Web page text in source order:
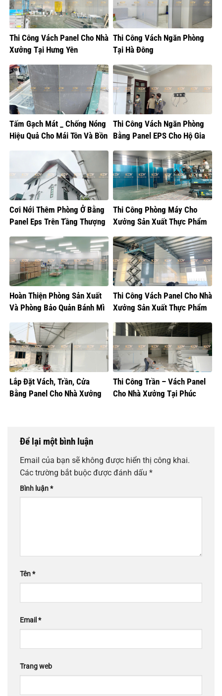
Thi Công Vách Panel Cho Nhà
Xưởng Tại Hưng Yên
Thi Công Vách Ngăn Phòng
Tại Hà Đông
Tấm Gạch Mát _ Chống Nóng
Hiệu Quả Cho Mái Tôn Và Bồn
Thi Công Vách Ngăn Phòng
Bằng Panel EPS Cho Hộ Gia
Cơi Nới Thêm Phòng Ở Bằng
Panel Eps Trên Tầng Thượng
Thi Công Phòng Máy Cho
Xưởng Sản Xuất Thực Phẩm
Hoàn Thiện Phòng Sản Xuất
Và Phòng Bảo Quản Bánh Mì
Thi Công Vách Panel Cho Nhà
Xưởng Sản Xuất Thực Phẩm
Lắp Đặt Vách, Trần, Cửa
Bằng Panel Cho Nhà Xưởng
Thi Công Trần – Vách Panel
Cho Nhà Xưởng Tại Phúc
Để lại một bình luận
Email của bạn sẽ không được hiển thị công khai.
Các trường bắt buộc được đánh dấu *
Bình luận*
Tên*
Email *
Trang web